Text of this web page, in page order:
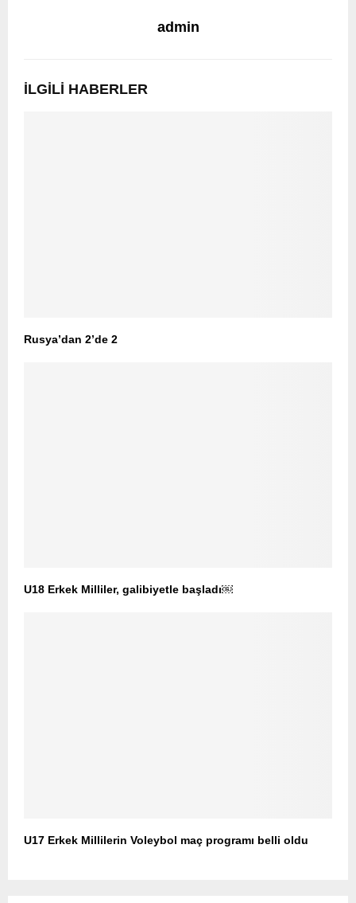
admin
İLGILI HABERLER
Rusya’dan 2’de 2
U18 Erkek Milliler, galibiyetle başladı￼
U17 Erkek Millilerin Voleybol maç programı belli oldu